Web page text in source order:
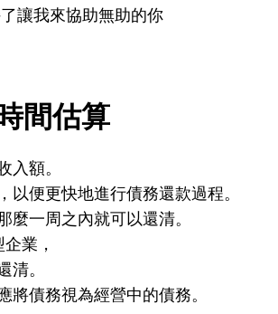
讓我來協助無助的你
間估算
入額。
以便更快地進行債務還款過程。
一周之內就可以還清。
業，
清。
債務視為經營中的債務。